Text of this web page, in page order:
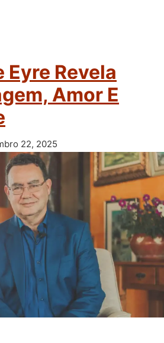
Eyre Revela
Amor E
22, 2025